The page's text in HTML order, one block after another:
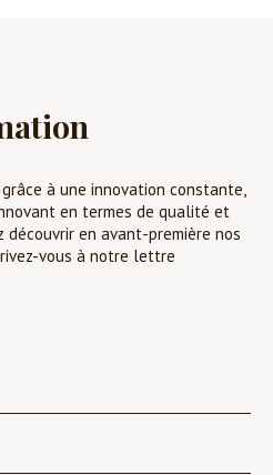
à une innovation constante,
en termes de qualité et
découvrir en avant-première nos
vous à notre lettre